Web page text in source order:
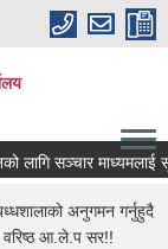
लागि सञ्चार माध्यमलाई
अनुगमन गर्नुहुदै
आ.ले.प सर!!